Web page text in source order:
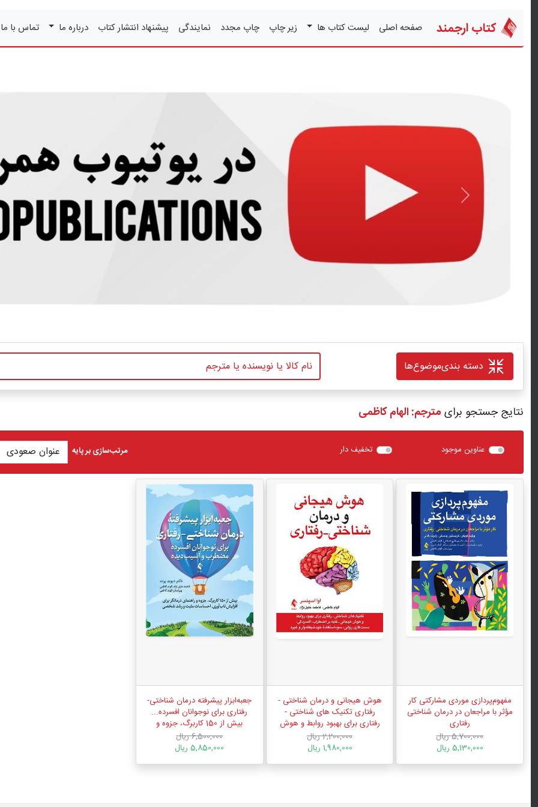
کتاب ارجمند صفحه اصلی لیست کتاب ها زیر چاپ چاپ مجدد نمایندگی پیشنهاد انتشار کتاب درباره ما تماس با
قبلی
دسته بندیموضوع‌ها
نتایج جستجو برای مترجم: الهام کاظمی
عناوین موجود تخفیف دار مرتب‌سازی بر پایه
مفهوم‌پردازی موردی مشارکتی کار
مؤثر با مراجعان در درمان شناختی
رفتاری
5,700,000 ریال
5,130,000 ریال
هوش هیجانی و درمان شناختی -
رفتاری تکنیک ‌های شناختی -
رفتاری برای بهبود روابط و هوش
هیجانی...
2,200,000 ریال
1,980,000 ریال
جعبه‌ابزار پیشرفته درمان شناختی-
رفتاری برای نوجوانان افسرده...
بیش از 150 کاربرگ، جزوه و
راهنمای درمانگر...
6,500,000 ریال
5,850,000 ریال